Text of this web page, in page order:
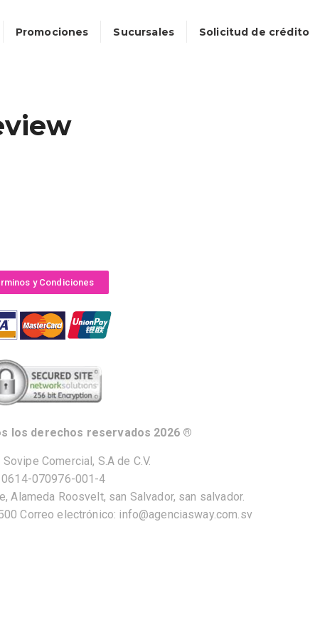
Promociones Sucursales Solicitud de crédito
y Condiciones
los derechos reservados 2026 ®
Comercial, S.A de C.V.
0614-070976-001-4
Alameda Roosvelt, san Salvador, san salvador.
Correo electrónico: info@agenciasway.com.sv